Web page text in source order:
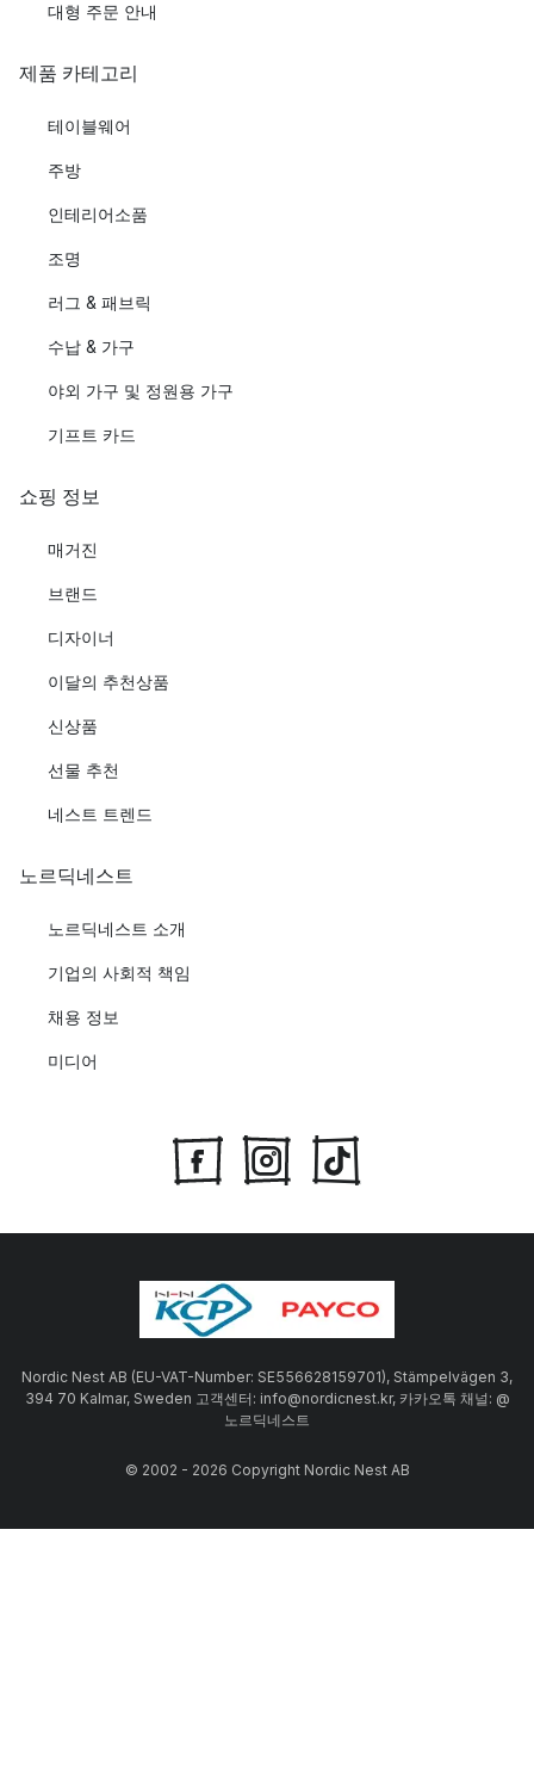
대형 주문 안내
제품 카테고리
테이블웨어
주방
인테리어소품
조명
러그 & 패브릭
수납 & 가구
야외 가구 및 정원용 가구
기프트 카드
쇼핑 정보
매거진
브랜드
디자이너
이달의 추천상품
신상품
선물 추천
네스트 트렌드
노르딕네스트
노르딕네스트 소개
기업의 사회적 책임
채용 정보
미디어
Nordic Nest AB (EU-VAT-Number: SE556628159701), Stämpelvägen 3,
394 70 Kalmar, Sweden 고객센터: info@nordicnest.kr, 카카오톡 채널: @
노르딕네스트
© 2002 - 2026 Copyright Nordic Nest AB